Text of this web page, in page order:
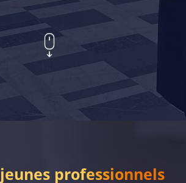
jeunes professionnels